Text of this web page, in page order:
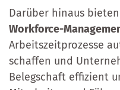
Darüber hinaus
Workforce-
Arbeitszeitprozesse
schaffen und
Belegschaft effizient